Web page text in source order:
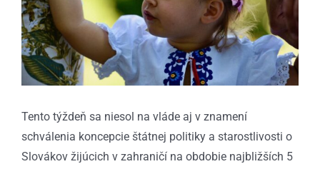
Tento týždeň sa niesol na vláde aj v znamení
schválenia koncepcie štátnej politiky a starostlivosti o
Slovákov žijúcich v zahraničí na obdobie najbližších 5